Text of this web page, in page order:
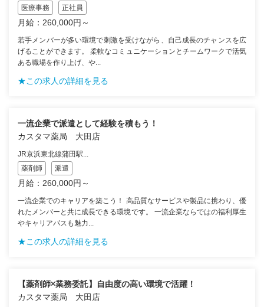
医療事務
正社員
月給：260,000円～
若手メンバーが多い環境で刺激を受けながら、自己成長のチャンスを広
げることができます。 柔軟なコミュニケーションとチームワークで活気
ある職場を作り上げ、や...
★この求人の詳細を見る
一流企業で派遣として経験を積もう！
カスタマ薬局 大田店
JR京浜東北線蒲田駅...
薬剤師
派遣
月給：260,000円～
一流企業でのキャリアを築こう！ 高品質なサービスや製品に携わり、優
れたメンバーと共に成長できる環境です。 一流企業ならではの福利厚生
やキャリアパスも魅力...
★この求人の詳細を見る
【薬剤師×業務委託】自由度の高い環境で活躍！
カスタマ薬局 大田店